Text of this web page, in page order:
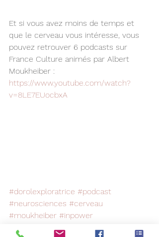
Et si vous avez moins de temps et
que le cerveau vous intéresse, vous
pouvez retrouver 6 podcasts sur
France Culture animés par Albert
Moukheiber :
https://www.youtube.com/watch?
v=8LE7EUocbxA
#dorolexploratrice #podcast
#neurosciences #cerveau
#moukheiber #inpower